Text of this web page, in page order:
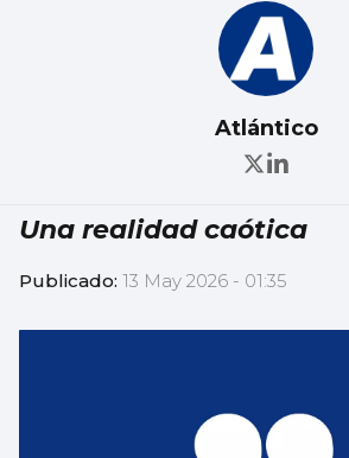
Atlántico
Una realidad caótica
Publicado: 13 May 2026 - 01:35